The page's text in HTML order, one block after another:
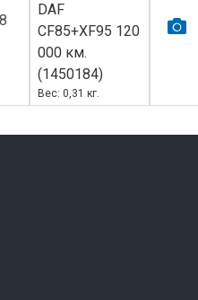
DAF
СF85+XF95 120
000 км.
(1450184)
Вес: 0,31 кг.